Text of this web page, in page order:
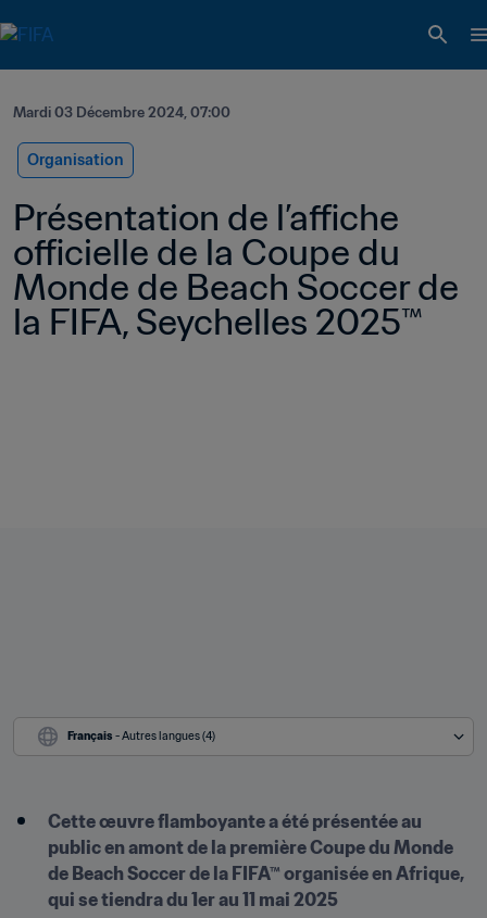
Mardi 03 Décembre 2024, 07:00
Organisation
Présentation de l’affiche
officielle de la Coupe du
Monde de Beach Soccer de
la FIFA, Seychelles 2025™
Français - Autres langues (4)
Cette œuvre flamboyante a été présentée au
public en amont de la première Coupe du Monde
de Beach Soccer de la FIFA™ organisée en Afrique,
qui se tiendra du 1er au 11 mai 2025